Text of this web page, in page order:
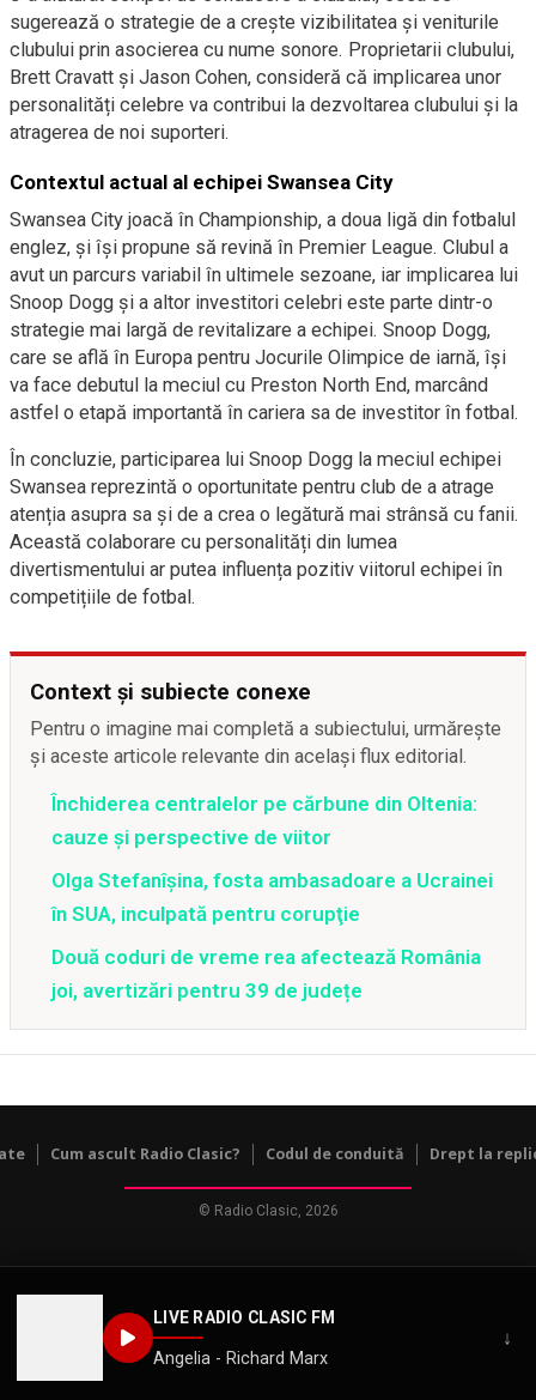
LIVE RADIO CLASIC FM
Angelia - Richard Marx
↓
sugerează o strategie de a crește vizibilitatea și veniturile
clubului prin asocierea cu nume sonore. Proprietarii clubului,
Brett Cravatt și Jason Cohen, consideră că implicarea unor
personalități celebre va contribui la dezvoltarea clubului și la
atragerea de noi suporteri.
Contextul actual al echipei Swansea City
Swansea City joacă în Championship, a doua ligă din fotbalul
englez, și își propune să revină în Premier League. Clubul a
avut un parcurs variabil în ultimele sezoane, iar implicarea lui
Snoop Dogg și a altor investitori celebri este parte dintr-o
strategie mai largă de revitalizare a echipei. Snoop Dogg,
care se află în Europa pentru Jocurile Olimpice de iarnă, își
va face debutul la meciul cu Preston North End, marcând
astfel o etapă importantă în cariera sa de investitor în fotbal.
În concluzie, participarea lui Snoop Dogg la meciul echipei
Swansea reprezintă o oportunitate pentru club de a atrage
atenția asupra sa și de a crea o legătură mai strânsă cu fanii.
Această colaborare cu personalități din lumea
divertismentului ar putea influența pozitiv viitorul echipei în
competițiile de fotbal.
Context și subiecte conexe
Pentru o imagine mai completă a subiectului, urmărește
și aceste articole relevante din același flux editorial.
Închiderea centralelor pe cărbune din Oltenia:
cauze și perspective de viitor
Olga Stefanîşina, fosta ambasadoare a Ucrainei
în SUA, inculpată pentru corupţie
Două coduri de vreme rea afectează România
joi, avertizări pentru 39 de județe
Cum ascult Radio Clasic? Codul de conduită Drept la
© Radio Clasic, 2026